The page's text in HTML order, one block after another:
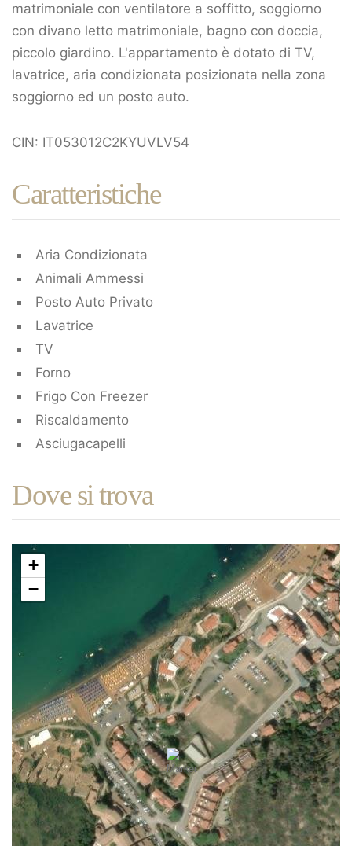
matrimoniale con ventilatore a soffitto, soggiorno
con divano letto matrimoniale, bagno con doccia,
piccolo giardino. L'appartamento è dotato di TV,
lavatrice, aria condizionata posizionata nella zona
soggiorno ed un posto auto.
CIN: IT053012C2KYUVLV54
Caratteristiche
Aria Condizionata
Animali Ammessi
Posto Auto Privato
Lavatrice
TV
Forno
Frigo Con Freezer
Riscaldamento
Asciugacapelli
Dove si trova
+
−